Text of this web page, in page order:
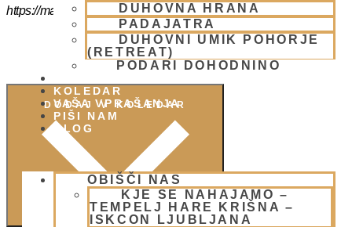
DUHOVNA HRANA
PADAJATRA
DUHOVNI UMIK POHORJE
(RETREAT)
PODARI DOHODNINO
KOLEDAR
VAŠA VPRAŠANJA
PIŠI NAM
BLOG
OBIŠČI NAS
KJE SE NAHAJAMO –
TEMPELJ HARE KRIŠNA –
ISKCON LJUBLJANA
https://mahatmadas.com